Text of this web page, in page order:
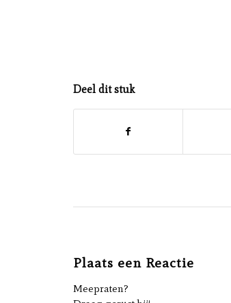
Deel dit stuk
Plaats een Reactie
Meepraten?